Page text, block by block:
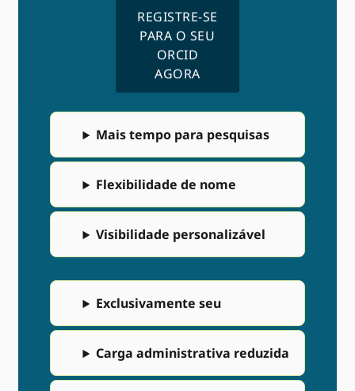
REGISTRE-SE
PARA O SEU
ORCID
AGORA
Mais tempo para pesquisas
Flexibilidade de nome
Visibilidade personalizável
Exclusivamente seu
Carga administrativa reduzida